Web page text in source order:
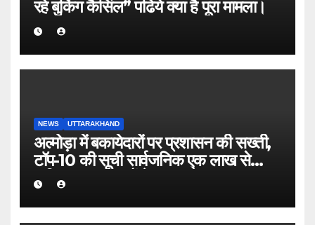
रहे बुकिंग कैसिंल” पढिये क्या है पूरा मामला।
NEWS UTTARAKHAND
अल्मोड़ा में बकायेदारों पर प्रशासन की सख्ती,
टॉप-10 की सूची सार्वजनिक एक लाख से
अधिक बकाया वालों के नाम-पते चस्पा, राजस्व
वसूली अभियान तेज